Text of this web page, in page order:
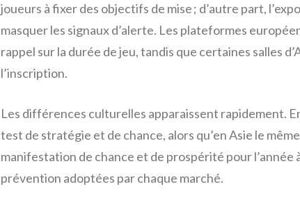
joueurs à fixer des objectifs de mise ; d’autre part,
masquer les signaux d’alerte. Les plateformes
rappel sur la durée de jeu, tandis que certaines salles
l’inscription.
Les différences culturelles apparaissent rapidement.
test de stratégie et de chance, alors qu’en Asie le
manifestation de chance et de prospérité pour
prévention adoptées par chaque marché.